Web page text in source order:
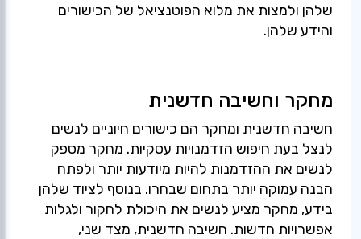
שלהן ולמצות את מלוא הפוטנציאל של הכישורים
והידע שלהן.
מחקר וחשיבה חדשנית
חשיבה חדשנית ומחקר הם כישורים חיוניים לנשים
לנצל בעת חיפוש הזדמנויות עסקיות. מחקר מספק
לנשים את ההזדמנות להיות מיודעות יותר ולפתח
הבנה עמוקה יותר בתחום שבחרו. בנוסף לציוד שלהן
בידע, מחקר מציע לנשים את היכולת לחקור ולגלות
אפשרויות חדשות. חשיבה חדשנית, מצד שני,